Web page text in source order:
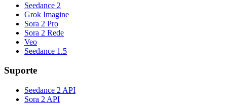
Seedance 2
Grok Imagine
Sora 2 Pro
Sora 2 Rede
Veo
Seedance 1.5
Suporte
Seedance 2 API
Sora 2 API